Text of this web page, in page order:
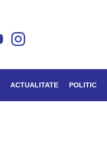
ACTUALITATE POLITIC